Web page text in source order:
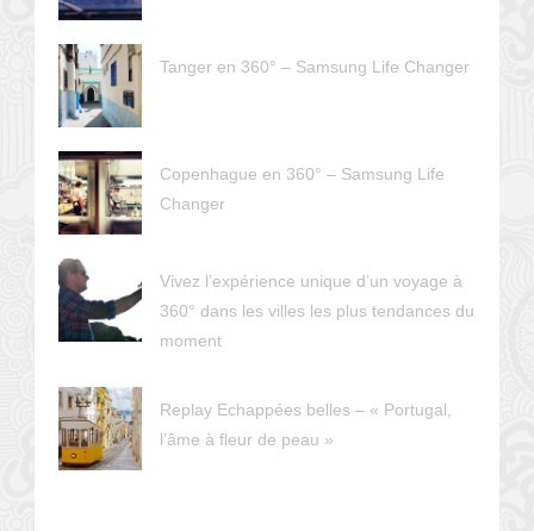
Tanger en 360° – Samsung Life Changer
Copenhague en 360° – Samsung Life
Changer
Vivez l’expérience unique d’un voyage à
360° dans les villes les plus tendances du
moment
Replay Echappées belles – « Portugal,
l’âme à fleur de peau »